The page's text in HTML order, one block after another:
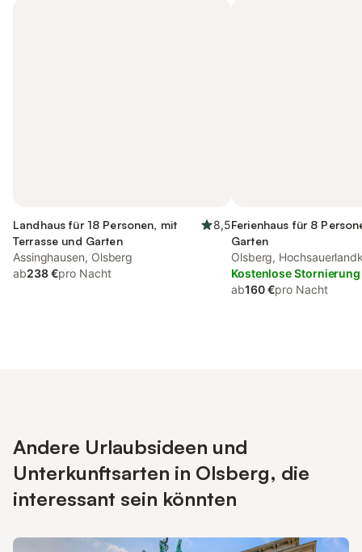
Landhaus für 18 Personen, mit
Terrasse und Garten
8,5
Assinghausen, Olsberg
ab238 €pro Nacht
Ferienhaus für 8
Garten
Olsberg,
Kostenlose Stornierung
ab160 €pro Nacht
Andere Urlaubsideen und
Unterkunftsarten in Olsberg, die
interessant sein könnten